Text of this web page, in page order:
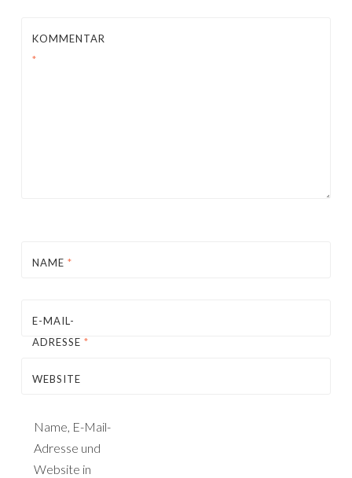
KOMMENTAR
*
NAME *
E-MAIL-
ADRESSE *
WEBSITE
Name, E-Mail-
Adresse und
Website in